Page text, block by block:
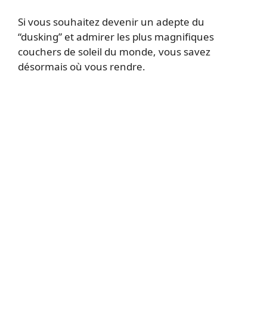
Si vous souhaitez devenir un adepte du
“dusking” et admirer les plus magnifiques
couchers de soleil du monde, vous savez
désormais où vous rendre.